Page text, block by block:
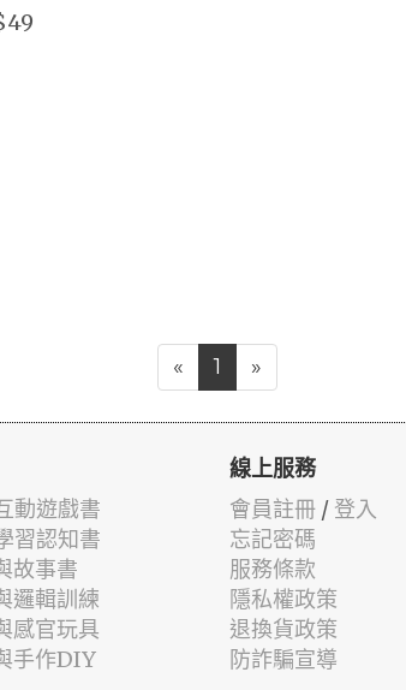
« 1 »
動遊戲書
習認知書
故事書
邏輯訓練
感官玩具
手作DIY
線上服務
會員註冊 / 登入
忘記密碼
服務條款
隱私權政策
退換貨政策
防詐騙宣導